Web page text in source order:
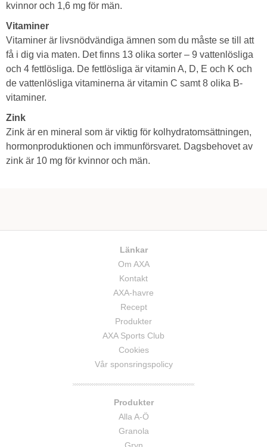
kvinnor och 1,6 mg för män.
Vitaminer
Vitaminer är livsnödvändiga ämnen som du måste se till att
få i dig via maten. Det finns 13 olika sorter – 9 vattenlösliga
och 4 fettlösliga. De fettlösliga är vitamin A, D, E och K och
de vattenlösliga vitaminerna är vitamin C samt 8 olika B-
vitaminer.
Zink
Zink är en mineral som är viktig för kolhydratomsättningen,
hormonproduktionen och immunförsvaret. Dagsbehovet av
zink är 10 mg för kvinnor och män.
Länkar
Om AXA
Kontakt
AXA-havre
Recept
Produkter
AXA Sports Club
Cookies
Vår sponsringspolicy
Produkter
Alla A-Ö
Granola